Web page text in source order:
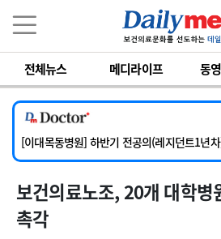
전체뉴스 메디라이프 동
[서울아산병원] 2026년 하반기 인턴 모집
[영남대학교의료원] 마취통증의학과 임기제 임
[충남대학교병원] 소아청소년과(소아응급전
[동부병원] 계약직(응급의학과 전문의) 직원모
[이대목동병원] 하반기 전공의(레지던트1년
[서울아산병원] 2026년 하반기 인턴 모집
[영남대학교의료원] 마취통증의학과 임기제
보건의료노조, 20개 대학병
촉각